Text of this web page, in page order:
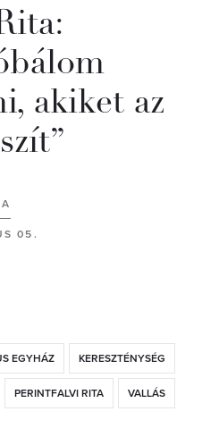
akiket az
05.
EGYHÁZ KERESZTÉNYSÉG
PERINTFALVI RITA VALLÁS